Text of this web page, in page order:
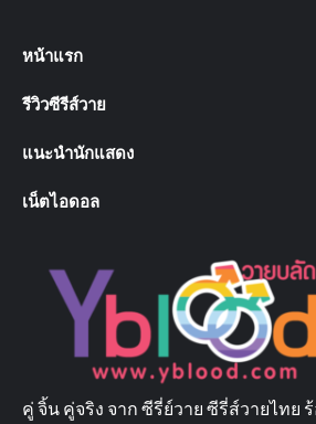
หน้าแรก
รีวิวซีรีส์วาย
แนะนำนักแสดง
เน็ตไอดอล
คู่ จิ้น คู่จริง จาก ซีรี่ย์วาย ซีรี่ส์วายไทย